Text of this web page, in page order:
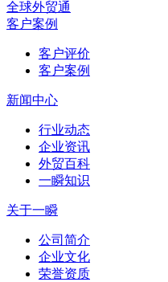
全球外贸通
客户案例
客户评价
客户案例
新闻中心
行业动态
企业资讯
外贸百科
一瞬知识
关于一瞬
公司简介
企业文化
荣誉资质